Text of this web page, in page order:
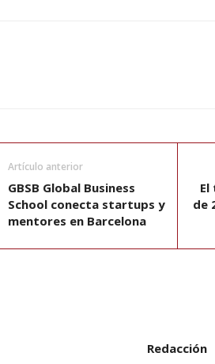
Artículo anterior
GBSB Global Business
School conecta startups y
mentores en Barcelona
de
Redacción